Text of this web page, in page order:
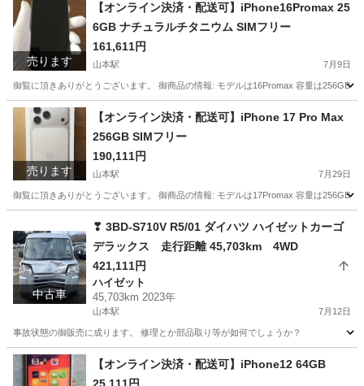
売ります
【オンライン決済・配送可】iPhone16Promax 25
6GB ナチュラルチタニウム SIMフリー
161,611円
山本駅 7月9日
御覧に頂きありがとうございます。 御商品の情報: モデルは16Promax 容量は256GB
佐賀 唐津市 山本駅 その他 IMEI
売ります
【オンライン決済・配送可】iPhone 17 Pro Max
256GB SIMフリー
190,111円
山本駅 7月29日
御覧に頂きありがとうございます。 御商品の情報: モデルは17Promax 容量は256GB
Pro
中古車
❣ 3BD-S710V R5/01 ダイハツ ハイゼットカーゴ
デラックス 走行距離 45,703km 4WD
421,111円
ハイゼット
45,703km 2023年
山本駅 7月12日
事故状態の御販売に成ります。 修理とか部品取り等が如何でしょうか？
佐賀 唐津市 山本駅 ハイゼット 走行距離
【オンライン決済・配送可】iPhone12 64GB